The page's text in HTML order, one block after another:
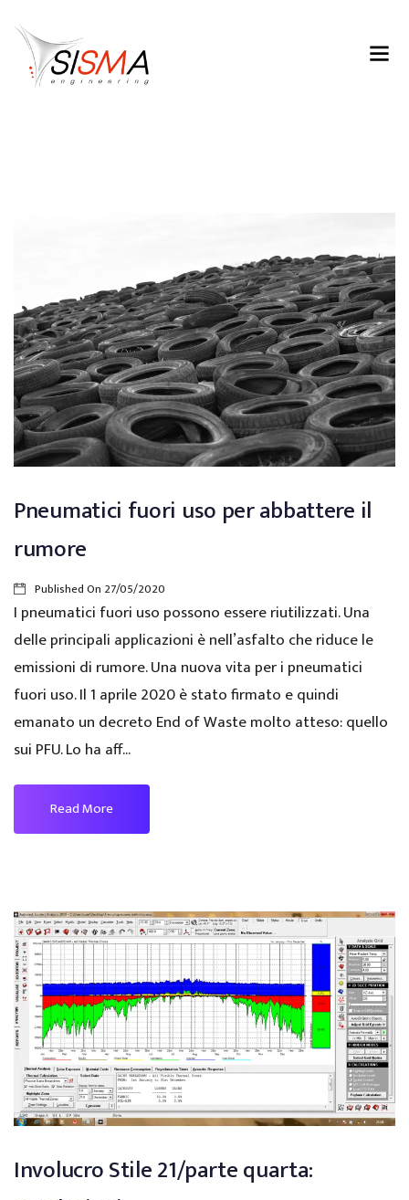
Pneumatici fuori uso per abbattere il
rumore
Published On 27/05/2020
I pneumatici fuori uso possono essere riutilizzati. Una
delle principali applicazioni è nell’asfalto che riduce le
emissioni di rumore. Una nuova vita per i pneumatici
fuori uso. Il 1 aprile 2020 è stato firmato e quindi
emanato un decreto End of Waste molto atteso: quello
sui PFU. Lo ha aff...
Read More
Involucro Stile 21/parte quarta: